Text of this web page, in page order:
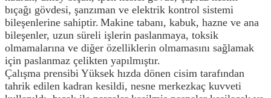
bıçağı gövdesi, şanzıman ve elektrik kontrol sistemi
bileşenlerine sahiptir. Makine tabanı, kabuk, hazne ve ana
bileşenler, uzun süreli işlerin paslanmaya, toksik
olmamalarına ve diğer özelliklerin olmamasını sağlamak
için paslanmaz çelikten yapılmıştır.
Çalışma prensibi Yüksek hızda dönen cisim tarafından
tahrik edilen kadran kesildi, nesne merkezkaç kuvveti